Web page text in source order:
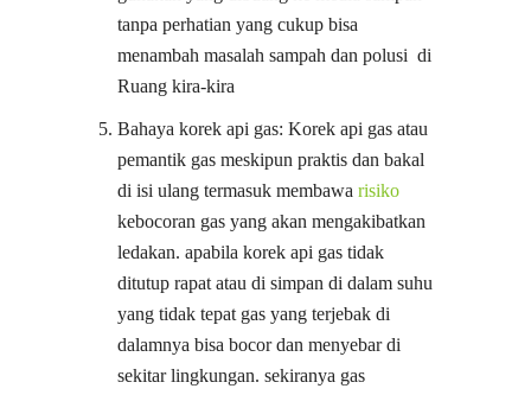
tanpa perhatian yang cukup bisa
menambah masalah sampah dan polusi di
Ruang kira-kira
Bahaya korek api gas: Korek api gas atau
pemantik gas meskipun praktis dan bakal
di isi ulang termasuk membawa risiko
kebocoran gas yang akan mengakibatkan
ledakan. apabila korek api gas tidak
ditutup rapat atau di simpan di dalam suhu
yang tidak tepat gas yang terjebak di
dalamnya bisa bocor dan menyebar di
sekitar lingkungan. sekiranya gas